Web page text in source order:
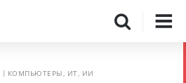
КОМПЬЮТЕРЫ, ИТ, ИИ